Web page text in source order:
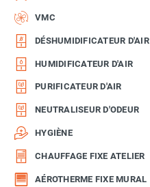
VMC
DÉSHUMIDIFICATEUR D'AIR
HUMIDIFICATEUR D'AIR
PURIFICATEUR D'AIR
NEUTRALISEUR D'ODEUR
HYGIÈNE
CHAUFFAGE FIXE ATELIER
AÉROTHERME FIXE MURAL